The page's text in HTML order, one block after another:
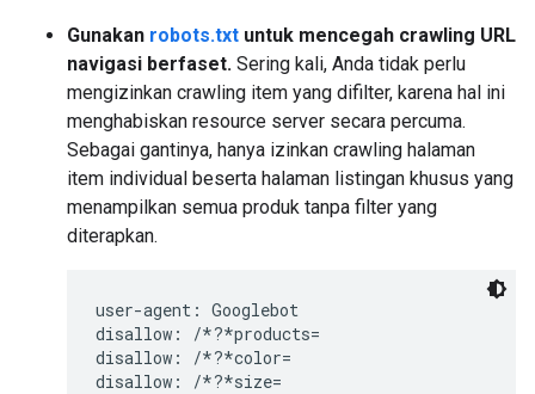
Gunakan robots.txt untuk mencegah crawling URL
navigasi berfaset. Sering kali, Anda tidak perlu
mengizinkan crawling item yang difilter, karena hal ini
menghabiskan resource server secara percuma.
Sebagai gantinya, hanya izinkan crawling halaman
item individual beserta halaman listingan khusus yang
menampilkan semua produk tanpa filter yang
diterapkan.
user-agent: Googlebot
disallow: /*?*products=
disallow: /*?*color=
disallow: /*?*size=